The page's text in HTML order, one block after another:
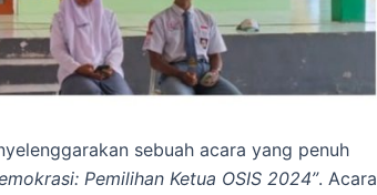
sebuah acara yang penuh
Pemilihan Ketua OSIS 2024”. Acara